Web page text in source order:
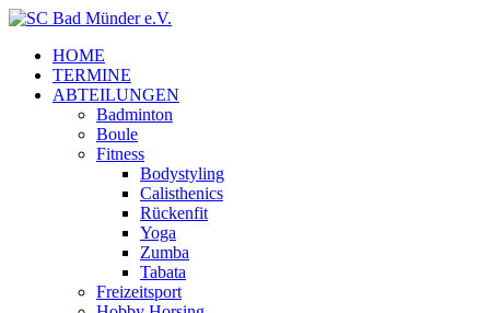
HOME
TERMINE
ABTEILUNGEN
Badminton
Boule
Fitness
Bodystyling
Calisthenics
Rückenfit
Yoga
Zumba
Tabata
Freizeitsport